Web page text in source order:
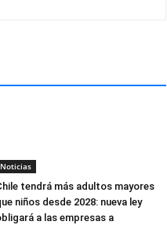
Noticias
tendrá más adultos mayores
niños desde 2028: nueva ley
a las empresas a